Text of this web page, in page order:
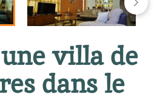
villa de
dans le